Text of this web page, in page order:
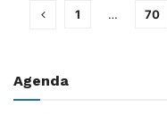
1 … 70
Agenda